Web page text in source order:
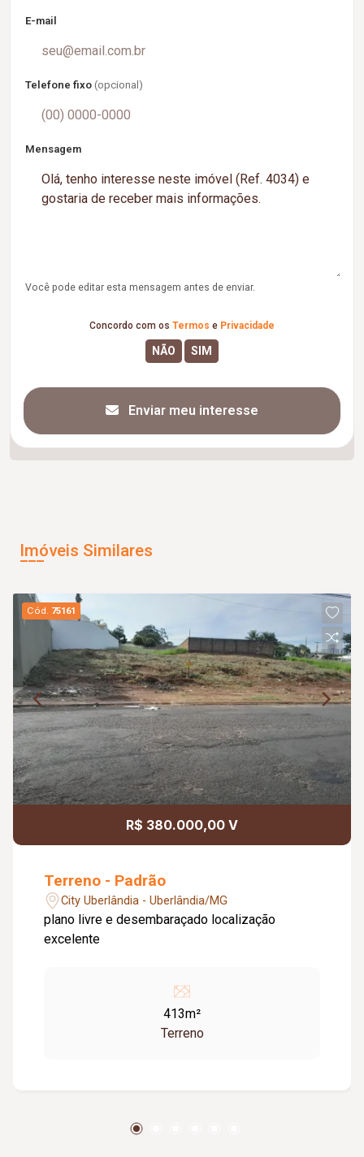
E-mail
Telefone fixo (opcional)
Mensagem
Você pode editar esta mensagem antes de enviar.
Concordo com os Termos e Privacidade
Enviar meu interesse
Imóveis Similares
Cód. 75161
R$ 380.000,00 V
Terreno - Padrão
City Uberlândia - Uberlândia/MG
plano livre e desembaraçado localização
excelente
413m²
Terreno